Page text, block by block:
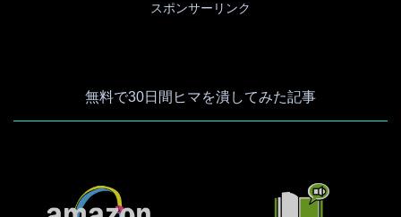
スポンサーリンク
無料で30日間ヒマを潰してみた記事